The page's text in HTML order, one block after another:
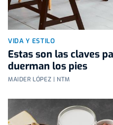
VIDA Y ESTILO
Estas son las claves
duerman los pies
MAIDER LÓPEZ | NTM